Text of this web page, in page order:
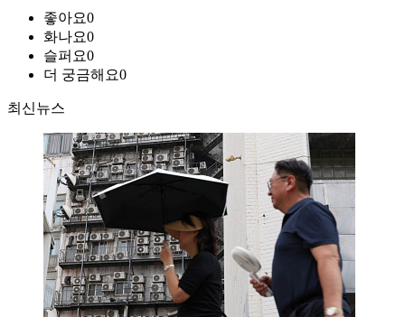
좋아요0
화나요0
슬퍼요0
더 궁금해요0
최신뉴스